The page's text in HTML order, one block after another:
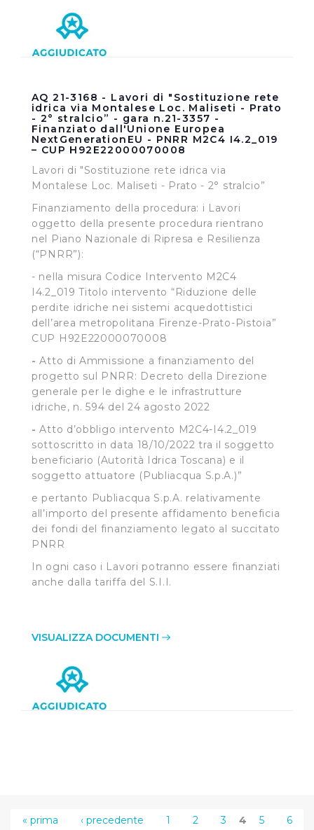
AQ 21-3168 - Lavori di "Sostituzione rete
idrica via Montalese Loc. Maliseti - Prato
- 2° stralcio” - gara n.21-3357 -
Finanziato dall'Unione Europea
NextGenerationEU - PNRR M2C4 I4.2_019
– CUP H92E22000070008
Lavori di "Sostituzione rete idrica via
Montalese Loc. Maliseti - Prato - 2° stralcio”
Finanziamento della procedura: i Lavori
oggetto della presente procedura rientrano
nel Piano Nazionale di Ripresa e Resilienza
(“PNRR”):
- nella misura Codice Intervento M2C4
I4.2_019 Titolo intervento “Riduzione delle
perdite idriche nei sistemi acquedottistici
dell’area metropolitana Firenze-Prato-Pistoia”
CUP H92E22000070008
-Atto di Ammissione a finanziamento del
progetto sul PNRR: Decreto della Direzione
generale per le dighe e le infrastrutture
idriche, n. 594 del 24 agosto 2022
-Atto d’obbligo intervento M2C4-I4.2_019
sottoscritto in data 18/10/2022 tra il soggetto
beneficiario (Autorità Idrica Toscana) e il
soggetto attuatore (Publiacqua S.p.A.)”
e pertanto Publiacqua S.p.A. relativamente
all’importo del presente affidamento beneficia
dei fondi del finanziamento legato al succitato
PNRR
In ogni caso i Lavori potranno essere finanziati
anche dalla tariffa del S.I.I.
VISUALIZZA DOCUMENTI
« prima ‹ precedente 1 2 3 4 5
6